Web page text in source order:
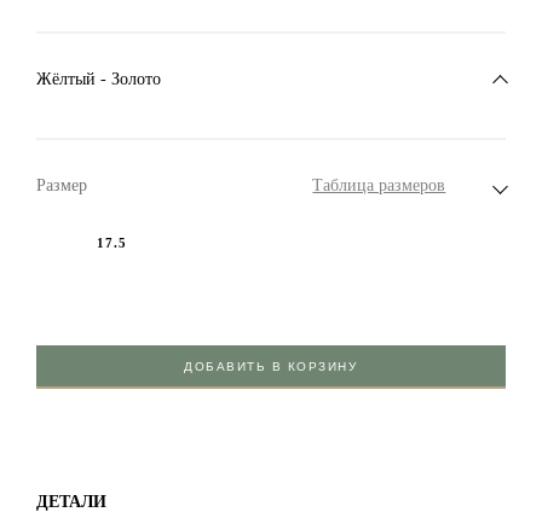
Жёлтый - Золото
Размер Таблица размеров
17.5
ДОБАВИТЬ В КОРЗИНУ
ДЕТАЛИ